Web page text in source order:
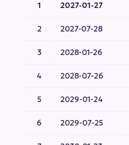
1 2027-01-27
2 2027-07-28
3 2028-01-26
4 2028-07-26
5 2029-01-24
6 2029-07-25